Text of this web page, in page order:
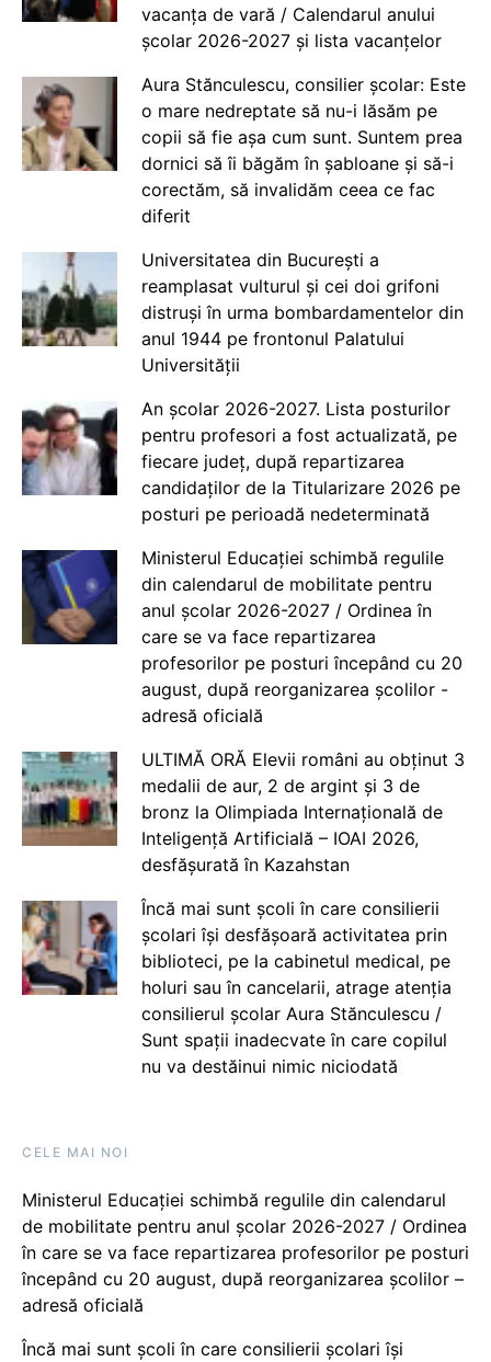
vacanța de vară / Calendarul anului
școlar 2026-2027 și lista vacanțelor
Aura Stănculescu, consilier școlar: Este
o mare nedreptate să nu-i lăsăm pe
copii să fie așa cum sunt. Suntem prea
dornici să îi băgăm în șabloane și să-i
corectăm, să invalidăm ceea ce fac
diferit
Universitatea din București a
reamplasat vulturul și cei doi grifoni
distruși în urma bombardamentelor din
anul 1944 pe frontonul Palatului
Universității
An școlar 2026-2027. Lista posturilor
pentru profesori a fost actualizată, pe
fiecare județ, după repartizarea
candidaților de la Titularizare 2026 pe
posturi pe perioadă nedeterminată
Ministerul Educației schimbă regulile
din calendarul de mobilitate pentru
anul școlar 2026-2027 / Ordinea în
care se va face repartizarea
profesorilor pe posturi începând cu 20
august, după reorganizarea școlilor -
adresă oficială
ULTIMĂ ORĂ Elevii români au obținut 3
medalii de aur, 2 de argint și 3 de
bronz la Olimpiada Internațională de
Inteligență Artificială – IOAI 2026,
desfășurată în Kazahstan
Încă mai sunt școli în care consilierii
școlari își desfășoară activitatea prin
biblioteci, pe la cabinetul medical, pe
holuri sau în cancelarii, atrage atenția
consilierul școlar Aura Stănculescu /
Sunt spații inadecvate în care copilul
nu va destăinui nimic niciodată
CELE MAI NOI
Ministerul Educației schimbă regulile din calendarul
de mobilitate pentru anul școlar 2026-2027 / Ordinea
în care se va face repartizarea profesorilor pe posturi
începând cu 20 august, după reorganizarea școlilor –
adresă oficială
Încă mai sunt școli în care consilierii școlari își